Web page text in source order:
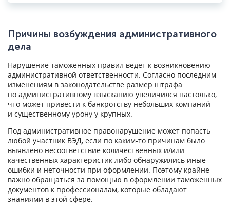
Причины возбуждения административного
дела
Нарушение таможенных правил ведет к возникновению
административной ответственности. Согласно последним
изменениям в законодательстве размер штрафа
по административному взысканию увеличился настолько,
что может привести к банкротству небольших компаний
и существенному урону у крупных.
Под административное правонарушение может попасть
любой участник ВЭД, если по каким-то причинам было
выявлено несоответствие количественных и/или
качественных характеристик либо обнаружились иные
ошибки и неточности при оформлении. Поэтому крайне
важно обращаться за помощью в оформлении таможенных
документов к профессионалам, которые обладают
знаниями в этой сфере.